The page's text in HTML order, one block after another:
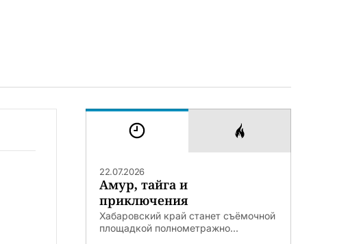
22.07.2026
Амур, тайга и
приключения
Хабаровский край станет съёмочной
площадкой полнометражно...